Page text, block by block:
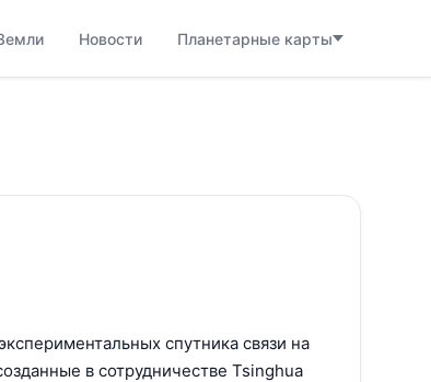
Новости Планетарные карты
спутника связи на
в сотрудничестве Tsinghua